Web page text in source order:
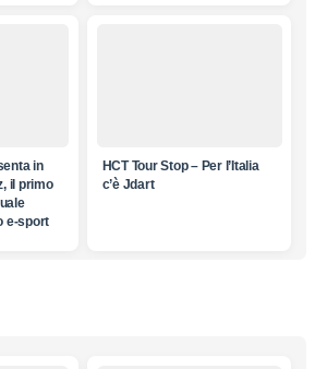
in
il primo
e-sport
HCT Tour Stop – Per l’Italia
c’è Jdart